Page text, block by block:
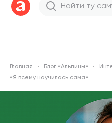
Главная Блог «Альпины»
«Я всему научилась сама»